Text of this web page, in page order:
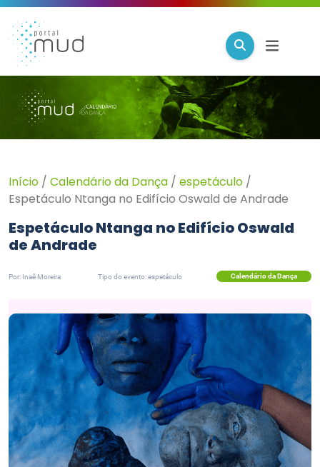
Início / Calendário da Dança / espetáculo /
Espetáculo Ntanga no Edifício Oswald de Andrade
Espetáculo Ntanga no Edifício Oswald
de Andrade
Por: Inaê Moreira Tipo do evento: espetáculo Calendário da Dança